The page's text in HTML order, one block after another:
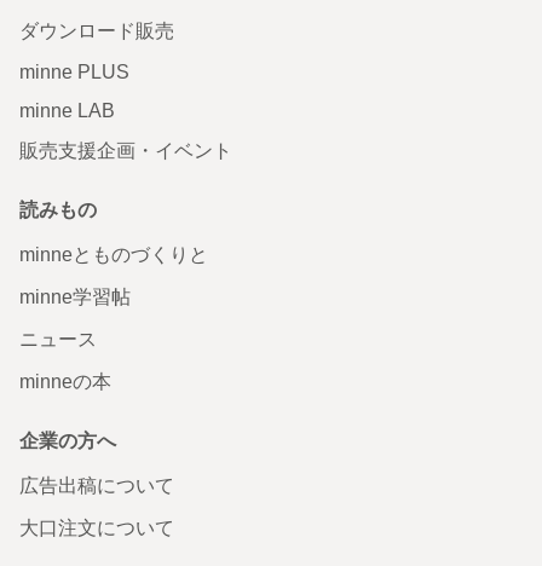
ダウンロード販売
minne PLUS
minne LAB
販売支援企画・イベント
読みもの
minneとものづくりと
minne学習帖
ニュース
minneの本
企業の方へ
広告出稿について
大口注文について